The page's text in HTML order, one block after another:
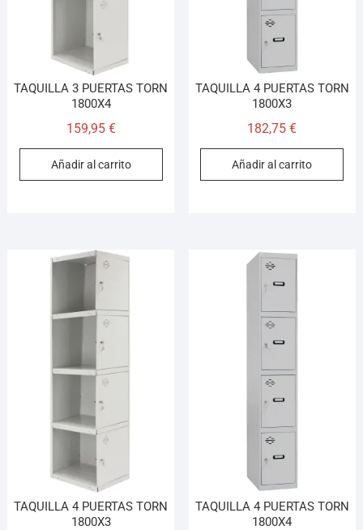
TAQUILLA 3 PUERTAS TORN
1800X4
159,95 €
Añadir al carrito
TAQUILLA 4 PUERTAS TORN
1800X3
182,75€
Añadir al carrito
TAQUILLA 4 PUERTAS TORN
1800X3
TAQUILLA 4 PUERTAS TORN
1800X4